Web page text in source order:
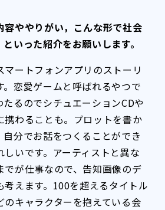
ややりがい，こんな形で社会
いった紹介をお願いします。
マートフォンアプリのストーリ
。恋愛ゲームと呼ばれるやつで
るのでシチュエーションCDや
携わることも。プロットを書か
分でお話をつくることができ
しいです。アーティストと異な
でが仕事なので、告知画像のデ
考えます。100を超えるタイトル
のキャラクターを抱えている会